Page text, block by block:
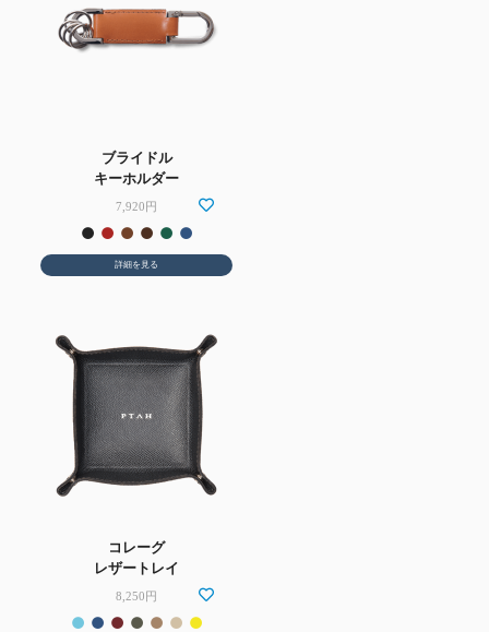
ブライドル
キーホルダー
7,920円
詳細を見る
コレーグ
レザートレイ
8,250円